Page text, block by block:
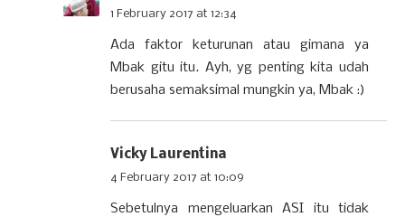
1 February 2017 at 12:34
Ada faktor keturunan atau gimana ya
Mbak gitu itu. Ayh, yg penting kita udah
berusaha semaksimal mungkin ya, Mbak :)
Vicky Laurentina
4 February 2017 at 10:09
Sebetulnya mengeluarkan ASI itu tidak